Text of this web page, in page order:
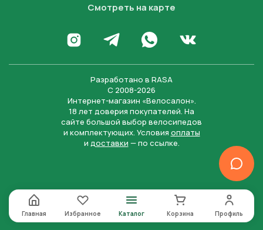
Смотреть на карте
Перейти в Инстаграм
Написать в Телеграм
Написать в WhatsApp
Перейти во
Разработано в RASA
С 2008-2026
Интернет-магазин «Велосалон».
18 лет доверия покупателей. На
сайте большой выбор велосипедов
и комплектующих. Условия оплаты
и доставки — по ссылке.
Главная Избранное Каталог Корзина Профиль
Нажимая на кнопку “Отправить заявку”, вы даете
согласие на обработку персональных данных и
соглашаетесь с политикой конфиденциальности